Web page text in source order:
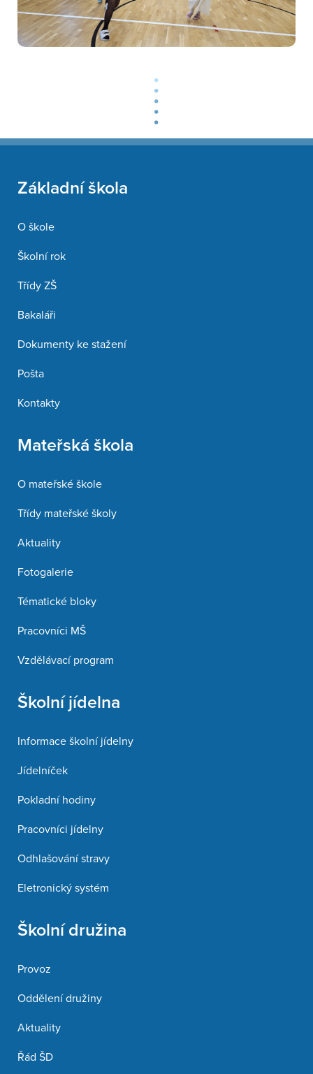
Základní škola
O škole
Školní rok
Třídy ZŠ
Bakaláři
Dokumenty ke stažení
Pošta
Kontakty
Mateřská škola
O mateřské škole
Třídy mateřské školy
Aktuality
Fotogalerie
Tématické bloky
Pracovníci MŠ
Vzdělávací program
Školní jídelna
Informace školní jídelny
Jídelníček
Pokladní hodiny
Pracovníci jídelny
Odhlašování stravy
Eletronický systém
Školní družina
Provoz
Oddělení družiny
Aktuality
Řád ŠD